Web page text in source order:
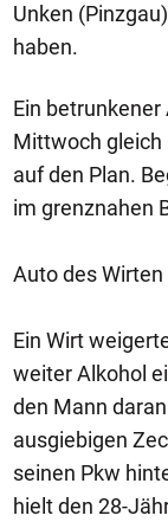
Unken
haben.
Ein
Mittwoch gleich
auf den Plan.
im grenznahen
Auto des
Ein Wirt
weiter Alkohol
den Mann
ausgiebigen
seinen Pkw
hielt den 28-